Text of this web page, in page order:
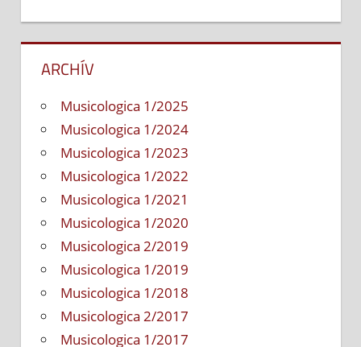
ARCHÍV
Musicologica 1/2025
Musicologica 1/2024
Musicologica 1/2023
Musicologica 1/2022
Musicologica 1/2021
Musicologica 1/2020
Musicologica 2/2019
Musicologica 1/2019
Musicologica 1/2018
Musicologica 2/2017
Musicologica 1/2017